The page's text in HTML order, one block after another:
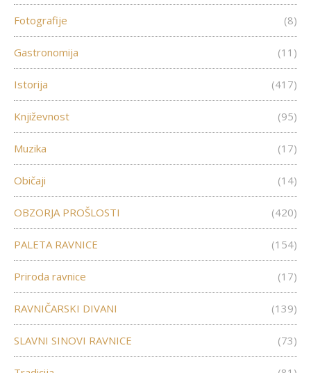
Fotografije (8)
Gastronomija (11)
Istorija (417)
Književnost (95)
Muzika (17)
Običaji (14)
OBZORJA PROŠLOSTI (420)
PALETA RAVNICE (154)
Priroda ravnice (17)
RAVNIČARSKI DIVANI (139)
SLAVNI SINOVI RAVNICE (73)